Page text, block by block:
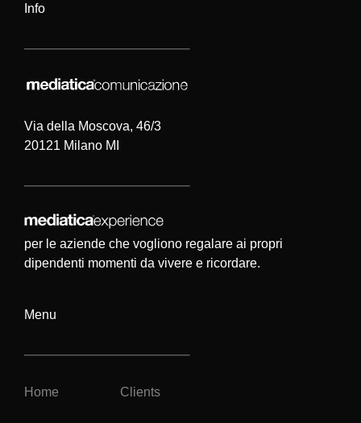
Info
Via della Moscova, 46/3
20121 Milano MI
per le aziende che vogliono regalare ai propri
dipendenti momenti da vivere e ricordare.
Menu
Home Clients